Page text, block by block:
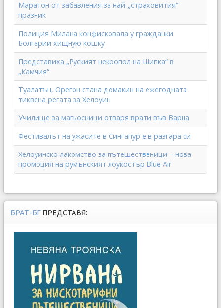
Маратон от забавления за най-„страховития“
празник
Полиция Милана конфисковала у гражданки
Болгарии хищную кошку
Представиха „Руският некропол на Шипка“ в
„Камчия“
Туалатън, Орегон стана домакин на ежегодната
тиквена регата за Хелоуин
Училище за магьосници отваря врати във Варна
Фестивалът на ужасите в Сингапур е в разгара си
Хелоуинско лакомство за пътешественици – нова
промоция на румънският лоукостър Blue Air
БРАТ-БГ ПРЕДСТАВЯ: